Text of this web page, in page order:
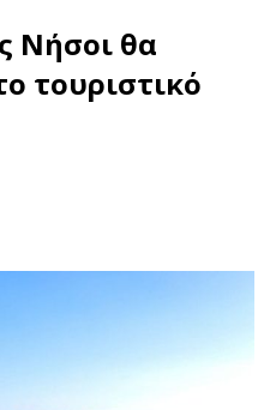
Νήσοι θα
τουριστικό